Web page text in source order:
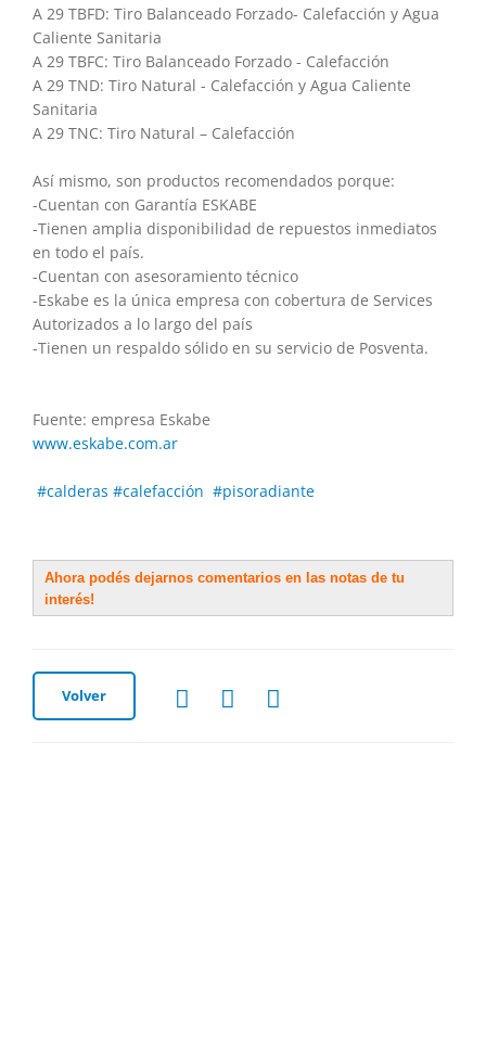
A 29 TBFD: Tiro Balanceado Forzado- Calefacción y Agua
Caliente Sanitaria
A 29 TBFC: Tiro Balanceado Forzado - Calefacción
A 29 TND: Tiro Natural - Calefacción y Agua Caliente
Sanitaria
A 29 TNC: Tiro Natural – Calefacción
Así mismo, son productos recomendados porque:
-Cuentan con Garantía ESKABE
-Tienen amplia disponibilidad de repuestos inmediatos
en todo el país.
-Cuentan con asesoramiento técnico
-Eskabe es la única empresa con cobertura de Services
Autorizados a lo largo del país
-Tienen un respaldo sólido en su servicio de Posventa.
Fuente: empresa Eskabe
www.eskabe.com.ar
#calderas #calefacción #pisoradiante
Ahora podés dejarnos comentarios en las notas de tu
interés!
Volver